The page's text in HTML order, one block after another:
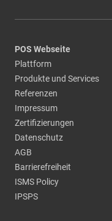
POS Webseite
Plattform
Produkte und Services
Referenzen
Impressum
Zertifizierungen
Datenschutz
AGB
Barrierefreiheit
ISMS Policy
IPSPS